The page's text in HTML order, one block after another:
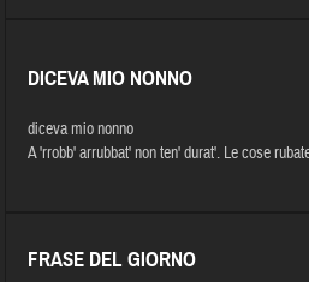
DICEVA MIO NONNO
diceva mio nonno
A 'rrobb' arrubbat' non ten' durat'. Le cose
FRASE DEL GIORNO